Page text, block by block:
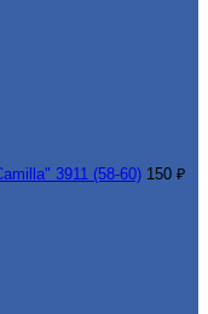
3911 (58-60) 150 ₽